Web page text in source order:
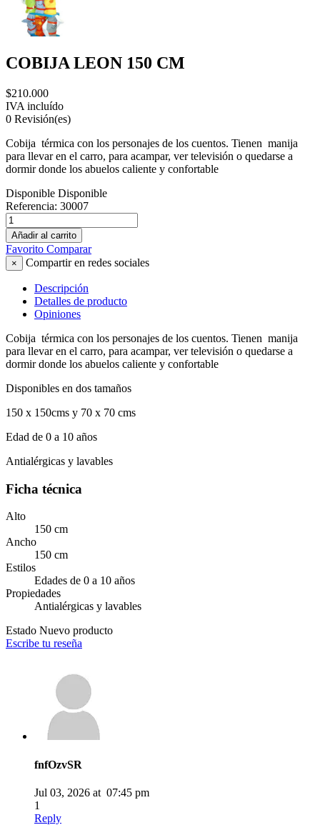
COBIJA LEON 150 CM
$210.000
IVA incluído
0 Revisión(es)
Cobija térmica con los personajes de los cuentos. Tienen manija
para llevar en el carro, para acampar, ver televisión o quedarse a
dormir donde los abuelos caliente y confortable
Disponible Disponible
Referencia: 30007
Añadir al carrito
Favorito Comparar
× Compartir en redes sociales
Descripción
Detalles de producto
Opiniones
Cobija térmica con los personajes de los cuentos. Tienen manija
para llevar en el carro, para acampar, ver televisión o quedarse a
dormir donde los abuelos caliente y confortable
Disponibles en dos tamaños
150 x 150cms y 70 x 70 cms
Edad de 0 a 10 años
Antialérgicas y lavables
Ficha técnica
Alto
150 cm
Ancho
150 cm
Estilos
Edades de 0 a 10 años
Propiedades
Antialérgicas y lavables
Estado Nuevo producto
Escribe tu reseña
fnfOzvSR
Jul 03, 2026 at 07:45 pm
1
Reply